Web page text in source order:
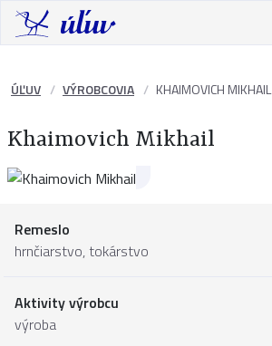
ÚĽUV VÝROBCOVIA KHAIMOVICH MIKHAIL
Khaimovich Mikhail
Remeslo
hrnčiarstvo, tokárstvo
Aktivity výrobcu
výroba